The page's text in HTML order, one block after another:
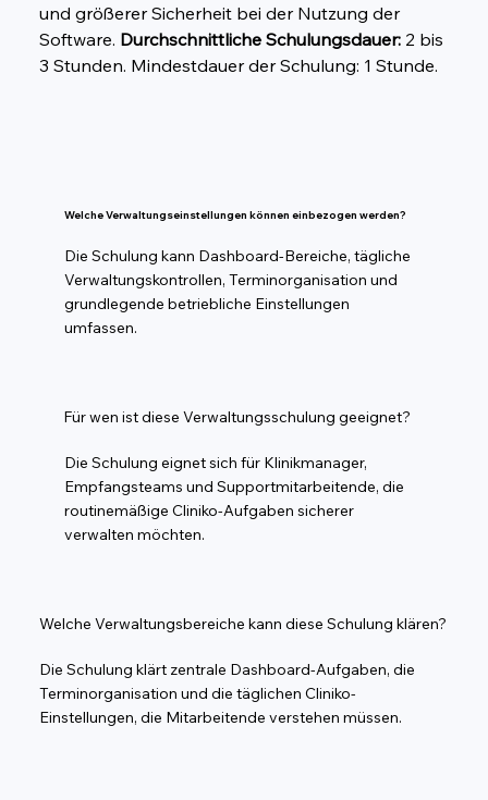
und größerer Sicherheit bei der Nutzung der
Software. Durchschnittliche Schulungsdauer: 2 bis
3 Stunden. Mindestdauer der Schulung: 1 Stunde.
Welche Verwaltungseinstellungen können einbezogen werden?
Die Schulung kann Dashboard-Bereiche, tägliche
Verwaltungskontrollen, Terminorganisation und
grundlegende betriebliche Einstellungen
umfassen.
Für wen ist diese Verwaltungsschulung geeignet?
Die Schulung eignet sich für Klinikmanager,
Empfangsteams und Supportmitarbeitende, die
routinemäßige Cliniko-Aufgaben sicherer
verwalten möchten.
Welche Verwaltungsbereiche kann diese Schulung klären?
Die Schulung klärt zentrale Dashboard-Aufgaben, die
Terminorganisation und die täglichen Cliniko-
Einstellungen, die Mitarbeitende verstehen müssen.